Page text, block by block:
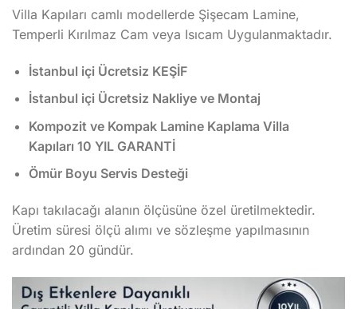
Villa Kapıları camlı modellerde Şişecam Lamine,
Temperli Kırılmaz Cam veya Isıcam Uygulanmaktadır.
İstanbul içi Ücretsiz KEŞİF
İstanbul içi Ücretsiz Nakliye ve Montaj
Kompozit ve Kompak Lamine Kaplama Villa
Kapıları 10 YIL GARANTİ
Ömür Boyu Servis Desteği
Kapı takılacağı alanın ölçüsüne özel üretilmektedir.
Üretim süresi ölçü alımı ve sözleşme yapılmasının
ardından 20 gündür.